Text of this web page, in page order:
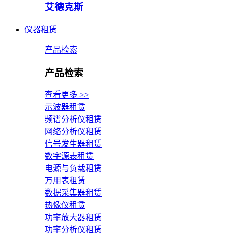
艾德克斯
仪器租赁
产品检索
产品检索
查看更多 >>
示波器租赁
频谱分析仪租赁
网络分析仪租赁
信号发生器租赁
数字源表租赁
电源与负载租赁
万用表租赁
数据采集器租赁
热像仪租赁
功率放大器租赁
功率分析仪租赁